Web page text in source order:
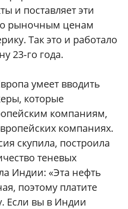
и поставляет эти
рыночным ценам
Так это и работало
23‑го года.
умеет вводить
которые
компаниям,
компаниях.
скупила, построила
теневых
Индии: «Эта нефть
поэтому платите
Если вы в Индии